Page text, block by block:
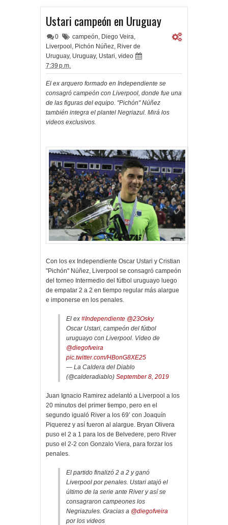
Ustari campeón en Uruguay
0 campeón, Diego Veira,
Liverpool , Pichón Núñez, River de
Uruguay, Uruguay, Ustari, video
7:39 p.m.
El ex arquero formado en Independiente se
consagró campeón con Liverpool, donde fue una
de las figuras del equipo. "Pichón" Núñez
también integra el plantel Negriazul. Mirá los
videos exclusivos.
Con los ex Independiente Oscar Ustari y Cristian
"Pichón" Núñez, Liverpool se consagró campeón
del torneo Intermedio del fútbol uruguayo luego
de empatar 2 a 2 en tiempo regular más alargue
e imponerse en los penales.
El ex #Independiente @23Osky
Oscar Ustari, campeón del fútbol
uruguayo con Liverpool. Video de
@diegofveira
pic.twitter.com/HBonG8XE25
— La Caldera del Diablo
(@calderadiablo) September 8, 2019
Juan Ignacio Ramirez adelantó a Liverpool a los
20 minutos del primer tiempo, pero en el
segundo igualó River a los 69’ con Joaquín
Piquerez y así fueron al alargue. Bryan Olivera
puso el 2 a 1 para los de Belvedere, pero River
puso el 2-2 con Gonzalo Viera, para forzar los
penales.
El partido finalizó 2 a 2 y ganó
Liverpool por penales. Ustari atajó el
último de la serie ante River y así se
consagraron campeones los
Negriazules. Gracias a @diegofveira
por los videos